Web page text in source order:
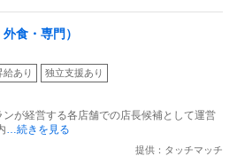
食・専門）
給あり 独立支援あり
が経営する各店舗での店長候補として運営
…続きを見る
提供：タッチマッチ